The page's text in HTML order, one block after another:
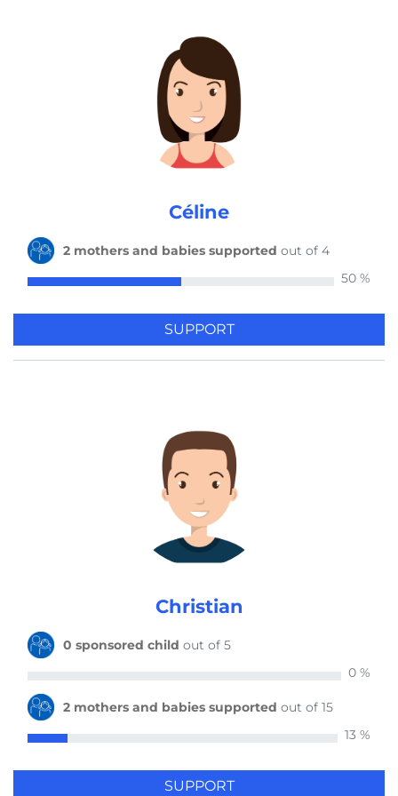
1 mother and baby supported
by Luca 5 years ago
by Katrin 5 years ago
5 mothers and babies supported
1 mother and baby supported
by Eliane 5 years ago
5 mothers and babies supported
by Cony 5 years ago
1 mother and baby supported
1 mother and baby supported
by Lilian 5 years ago
1 mother and baby supported
Céline
2 mothers and babies supported out of 4
50 %
SUPPORT
Christian
0 sponsored child out of 5
0 %
2 mothers and babies supported out of 15
13 %
SUPPORT